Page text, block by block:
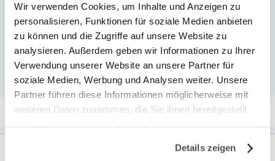
Wir verwenden Cookies, um Inhalte und Anzeigen zu
personalisieren, Funktionen für soziale Medien anbieten
zu können und die Zugriffe auf unsere Website zu
analysieren. Außerdem geben wir Informationen zu Ihrer
Verwendung unserer Website an unsere Partner für
soziale Medien, Werbung und Analysen weiter. Unsere
Partner führen diese Informationen möglicherweise mit
weiteren Daten zusammen, die Sie ihnen bereitgestellt
Details zeigen
Comprend des cordes pour fixer la bâche
Trous de vidange pour éviter que l’eau
s’accumule
Contenus : un couvercle de piscine
Plus d’information